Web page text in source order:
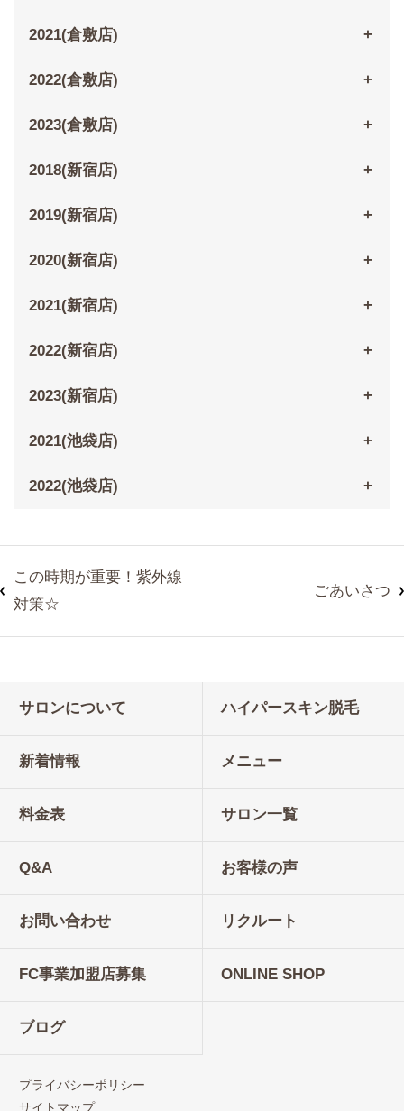
2021(倉敷店)
2022(倉敷店)
2023(倉敷店)
2018(新宿店)
2019(新宿店)
2020(新宿店)
2021(新宿店)
2022(新宿店)
2023(新宿店)
2021(池袋店)
2022(池袋店)
この時期が重要！紫外線
対策☆
ごあいさつ
サロンについて ハイパースキン脱毛
新着情報 メニュー
料金表 サロン一覧
Q&A お客様の声
お問い合わせ リクルート
FC事業加盟店募集 ONLINE SHOP
ブログ
プライバシーポリシー
サイトマップ